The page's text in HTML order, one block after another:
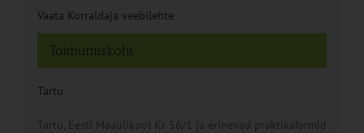
Toimumiskoht
Tartu
Tartu, Eesti Maaülikool Kr 56/1 ja erinevad praktikafarmid
Vaata Korraldaja veebilehte